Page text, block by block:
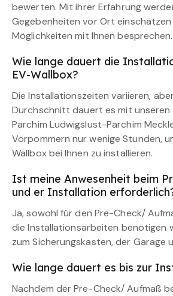
bewerten. Mit ihrer Erfahrung
Gegebenheiten vor Ort
Möglichkeiten mit Ihnen besprechen.
Wie lange dauert die
EV-Wallbox?
Die Installationszeiten variieren,
Durchschnitt dauert es mit unseren
Parchim Ludwigslust-Parchim
Vorpommern nur wenige Stunden,
Wallbox bei Ihnen zu installieren.
Ist meine Anwesenheit beim
und er Installation
Ja, sowohl für den Pre-Check/
die Installationsarbeiten benötigen
zum Sicherungskasten, der Garage
Wie lange dauert es bis zur
Nachdem der Pre-Check/ Aufmaß